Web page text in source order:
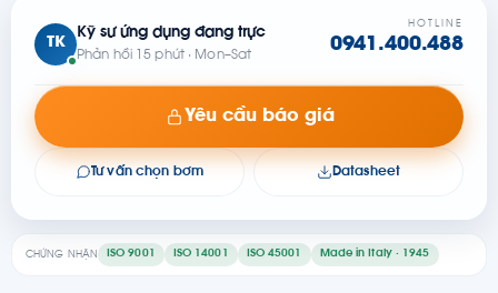
CHỨNG NHẬN ISO 9001 ISO 14001 ISO 45001 Made in Italy · 1945
TK
Kỹ sư ứng dụng đang trực
Phản hồi 15 phút · Mon–Sat
HOTLINE
0941.400.488
Yêu cầu báo giá
Tư vấn chọn bơm Datasheet